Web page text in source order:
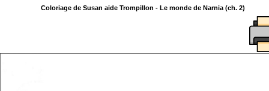
Coloriage de Susan aide Trompillon - Le monde de Narnia (ch. 2)